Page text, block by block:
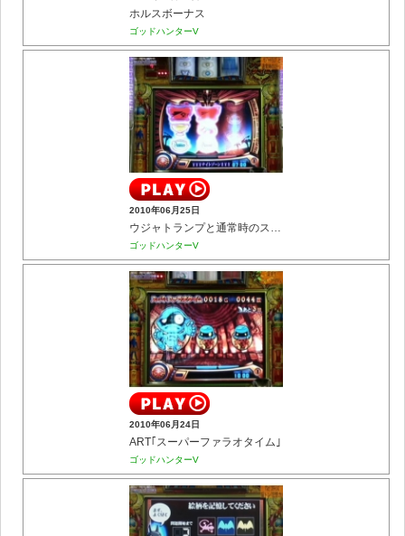
ホルスボーナス
ゴッドハンターV
2010年06月25日
ウジャトランプと通常時のステージ
ゴッドハンターV
2010年06月24日
ART｢スーパーファラオタイム｣
ゴッドハンターV